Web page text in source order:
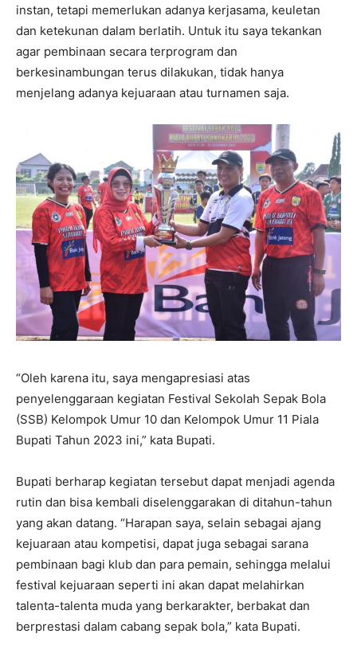
instan, tetapi memerlukan adanya kerjasama, keuletan
dan ketekunan dalam berlatih. Untuk itu saya tekankan
agar pembinaan secara terprogram dan
berkesinambungan terus dilakukan, tidak hanya
menjelang adanya kejuaraan atau turnamen saja.
“Oleh karena itu, saya mengapresiasi atas
penyelenggaraan kegiatan Festival Sekolah Sepak Bola
(SSB) Kelompok Umur 10 dan Kelompok Umur 11 Piala
Bupati Tahun 2023 ini,” kata Bupati.
Bupati berharap kegiatan tersebut dapat menjadi agenda
rutin dan bisa kembali diselenggarakan di ditahun-tahun
yang akan datang. “Harapan saya, selain sebagai ajang
kejuaraan atau kompetisi, dapat juga sebagai sarana
pembinaan bagi klub dan para pemain, sehingga melalui
festival kejuaraan seperti ini akan dapat melahirkan
talenta-talenta muda yang berkarakter, berbakat dan
berprestasi dalam cabang sepak bola,” kata Bupati.